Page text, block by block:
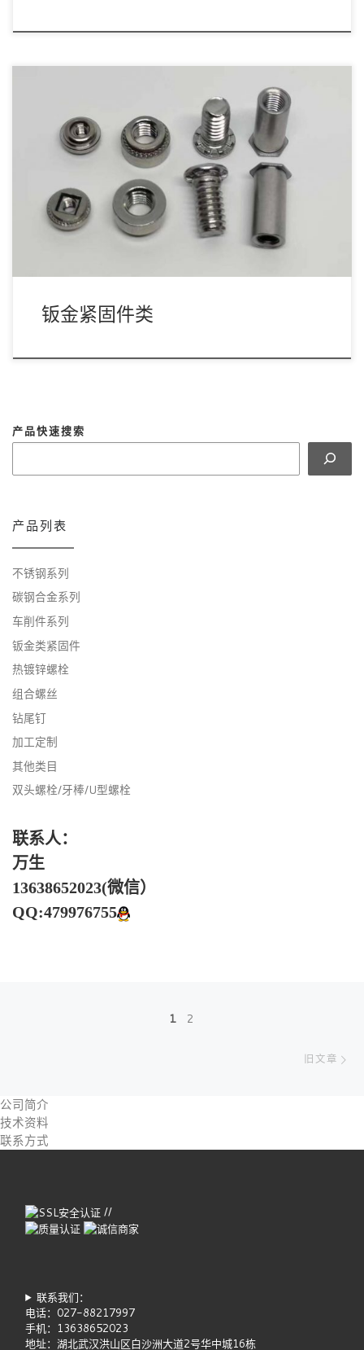
钣金类紧固件是通过压铆的方式固定于薄板,广泛应用于机柜\钣金
\冲压等结构件,遍及汽车通讯电子等行业。
钣金紧固件类
产品快速搜索
产品列表
不锈钢系列
碳钢合金系列
车削件系列
钣金类紧固件
热镀锌螺栓
组合螺丝
钻尾钉
加工定制
其他类目
双头螺栓/牙棒/U型螺栓
联系人：
万生
13638652023(微信）
QQ:479976755
1 2
旧文章
公司简介
技术资料
联系方式
//
联系我们：
电话：027-88217997
手机：13638652023
地址：湖北武汉洪山区白沙洲大道2号华中城16栋